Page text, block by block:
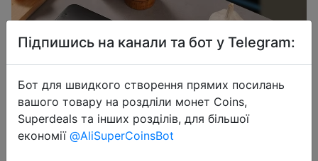
Підпишись на канали та бот у Telegram:
Бот для швидкого створення прямих посилань
вашого товару на роздліли монет Coins,
Superdeals та інших розділів, для більшої
економії @AliSuperCoinsBot